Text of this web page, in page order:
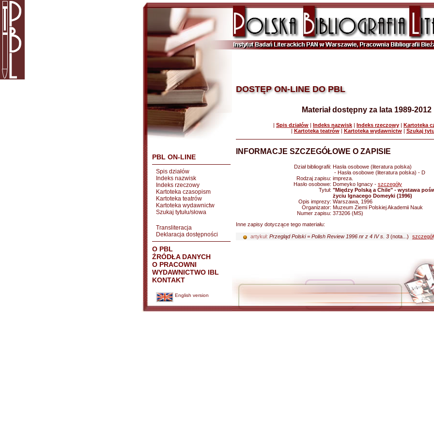
PBL ON-LINE
Spis działów
Indeks nazwisk
Indeks rzeczowy
Kartoteka czasopism
Kartoteka teatrów
Kartoteka wydawnictw
Szukaj tytułu/słowa
Transliteracja
Deklaracja dostępności
O PBL
ŹRÓDŁA DANYCH
O PRACOWNI
WYDAWNICTWO IBL
KONTAKT
English version
DOSTĘP ON-LINE DO PBL
Materiał dostępny za lata 1989-2012
| Spis działów | Indeks nazwisk | Indeks rzeczowy | Kartoteka
| Kartoteka teatrów| Kartoteka wydawnictw| Szukaj
INFORMACJE SZCZEGÓŁOWE O ZAPISIE
Dział bibliografii: Hasła osobowe (literatura polska)
- Hasła osobowe (literatura polska) - D
Rodzaj zapisu: impreza.
Hasło osobowe: Domeyko Ignacy - szczegóły
Tytuł: "Między Polską a Chile" - wystawa
życiu Ignacego Domeyki (1996)
Opis imprezy: Warszawa, 1996
Organizator: Muzeum Ziemi Polskiej Akademii Nauk
Numer zapisu: 373206 (MS)
Inne zapisy dotyczące tego materiału:
artykuł: Przegląd Polski = Polish Review 1996 nr z 4 IV s. 3 (nota...)